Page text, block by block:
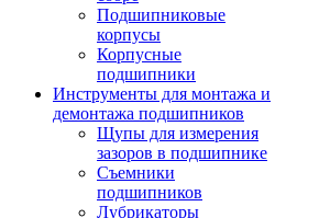
Подшипниковые
корпусы
Корпусные
подшипники
Инструменты для монтажа и
демонтажа подшипников
Щупы для измерения
зазоров в подшипнике
Съемники
подшипников
Лубрикаторы